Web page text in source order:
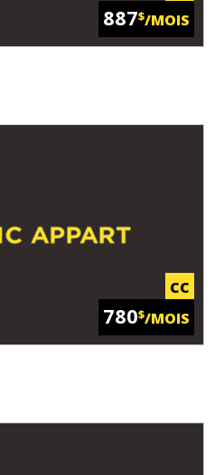
887$/MOIS
CC
780$/MOIS